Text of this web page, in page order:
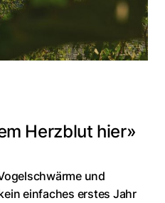
Herzblut hier»
und
einfaches erstes Jahr